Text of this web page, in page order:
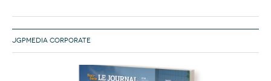
JGPMEDIA CORPORATE